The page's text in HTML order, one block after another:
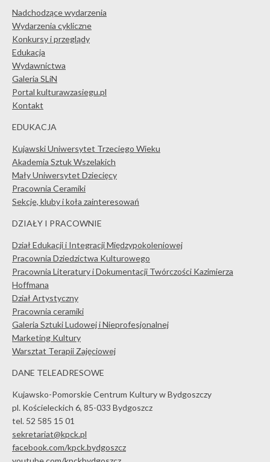
Nadchodzące wydarzenia
Wydarzenia cykliczne
Konkursy i przeglądy
Edukacja
Wydawnictwa
Galeria SLiN
Portal kulturawzasiegu.pl
Kontakt
EDUKACJA
Kujawski Uniwersytet Trzeciego Wieku
Akademia Sztuk Wszelakich
Mały Uniwersytet Dziecięcy
Pracownia Ceramiki
Sekcje, kluby i koła zainteresowań
DZIAŁY I PRACOWNIE
Dział Edukacji i Integracji Międzypokoleniowej
Pracownia Dziedzictwa Kulturowego
Pracownia Literatury i Dokumentacji Twórczości Kazimierza
Hoffmana
Dział Artystyczny
Pracownia ceramiki
Galeria Sztuki Ludowej i Nieprofesjonalnej
Marketing Kultury
Warsztat Terapii Zajęciowej
DANE TELEADRESOWE
Kujawsko-Pomorskie Centrum Kultury w Bydgoszczy
pl. Kościeleckich 6, 85-033 Bydgoszcz
tel. 52 585 15 01
sekretariat@kpck.pl
facebook.com/kpck.bydgoszcz